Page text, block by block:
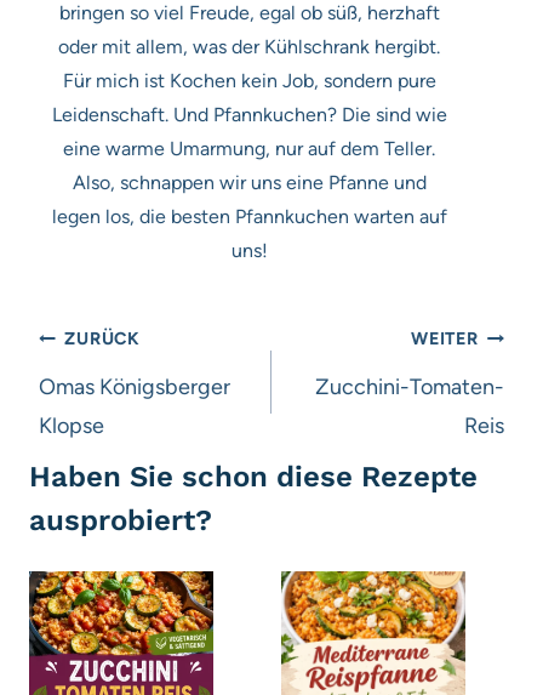
bringen so viel Freude, egal ob süß, herzhaft
oder mit allem, was der Kühlschrank hergibt.
Für mich ist Kochen kein Job, sondern pure
Leidenschaft. Und Pfannkuchen? Die sind wie
eine warme Umarmung, nur auf dem Teller.
Also, schnappen wir uns eine Pfanne und
legen los, die besten Pfannkuchen warten auf
uns!
Beitragsnavigation
ZURÜCK
Omas Königsberger
Klopse
WEITER
Zucchini-Tomaten-
Reis
Haben Sie schon diese Rezepte
ausprobiert?